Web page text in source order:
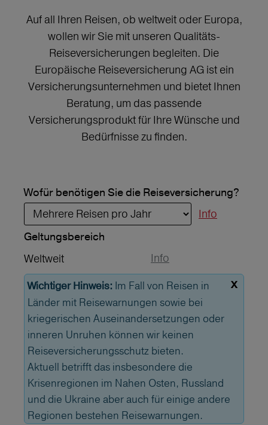
Auf all Ihren Reisen, ob weltweit oder Europa,
wollen wir Sie mit unseren Qualitäts-
Reiseversicherungen begleiten. Die
Europäische Reiseversicherung AG ist ein
Versicherungsunternehmen und bietet Ihnen
Beratung, um das passende
Versicherungsprodukt für Ihre Wünsche und
Bedürfnisse zu finden.
Wofür benötigen Sie die Reiseversicherung?
Info
Geltungs­bereich
Weltweit
Info
x
Wichtiger Hinweis: Im Fall von Reisen in
Länder mit Reisewarnungen sowie bei
kriegerischen Auseinandersetzungen oder
inneren Unruhen können wir keinen
Reiseversicherungsschutz bieten.
Aktuell betrifft das insbesondere die
Krisenregionen im Nahen Osten, Russland
und die Ukraine aber auch für einige andere
Regionen bestehen Reisewarnungen.